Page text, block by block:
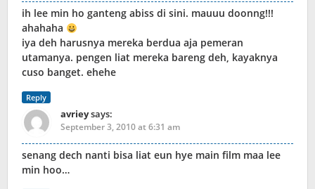
ih lee min ho ganteng abiss di sini. mauuu doonng!!!
ahahaha
iya deh harusnya mereka berdua aja pemeran
utamanya. pengen liat mereka bareng deh, kayaknya
cuso banget. ehehe
Reply
avrieysays:
September 3, 2010 at 6:31 am
senang dech nanti bisa liat eun hye main film maa lee
min hoo…